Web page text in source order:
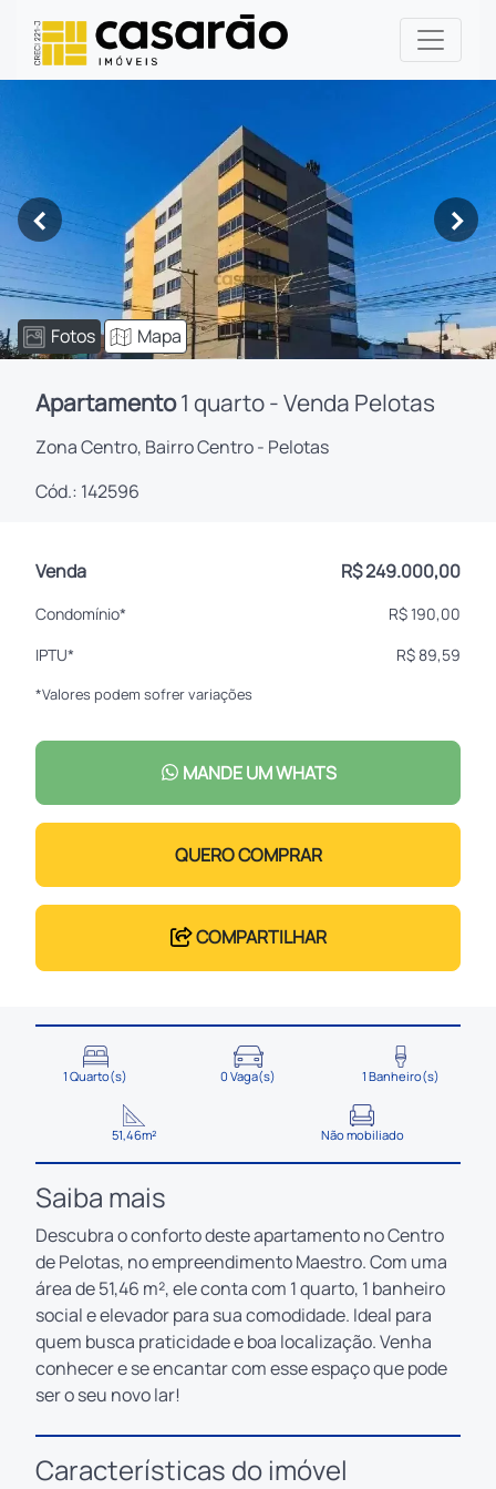
< >
Fotos Mapa
Apartamento1 quarto - Venda Pelotas
Zona Centro, Bairro Centro - Pelotas
Cód.: 142596
Venda R$ 249.000,00
Condomínio*
R$ 190,00
IPTU*
R$ 89,59
*Valores podem sofrer variações
MANDE UM WHATS
QUERO COMPRAR
COMPARTILHAR
1 Quarto(s) 0 Vaga(s) 1 Banheiro(s)
51,46m² Não mobiliado
Saiba mais
Descubra o conforto deste apartamento no Centro
de Pelotas, no empreendimento Maestro. Com uma
área de 51,46 m², ele conta com 1 quarto, 1 banheiro
social e elevador para sua comodidade. Ideal para
quem busca praticidade e boa localização. Venha
conhecer e se encantar com esse espaço que pode
ser o seu novo lar!
Características do imóvel